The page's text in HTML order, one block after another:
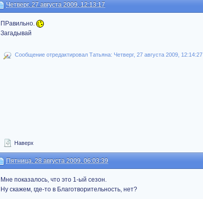
Четверг, 27 августа 2009, 12:13:17
ПРавильно.
Загадывай
Сообщение отредактировал Татьяна: Четверг, 27 августа 2009, 12:14:27
Наверх
Пятница, 28 августа 2009, 06:03:39
Мне показалось, что это 1-ый сезон.
Ну скажем, где-то в Благотворительность, нет?